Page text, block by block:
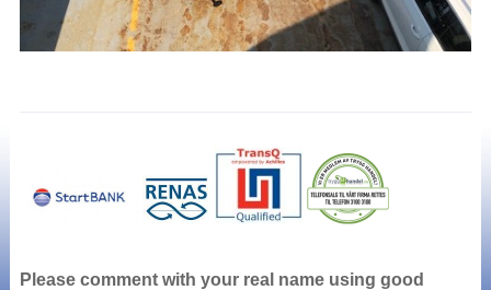
Please comment with your real name using good